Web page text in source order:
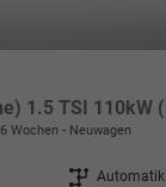
6 Wochen Neuwagen
Getriebe Automatik